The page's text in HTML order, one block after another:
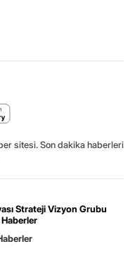
sitesi. Son dakika haberleri
Strateji Vizyon Grubu
Haberler